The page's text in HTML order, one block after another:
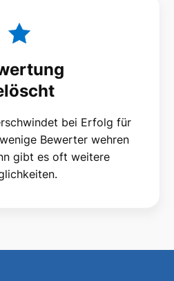
bei Erfolg für
Bewerter wehren
gibt es oft weitere